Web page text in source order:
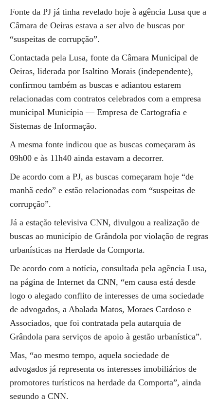
Fonte da PJ já tinha revelado hoje à agência Lusa que a
Câmara de Oeiras estava a ser alvo de buscas por
“suspeitas de corrupção”.
Contactada pela Lusa, fonte da Câmara Municipal de
Oeiras, liderada por Isaltino Morais (independente),
confirmou também as buscas e adiantou estarem
relacionadas com contratos celebrados com a empresa
municipal Municípia — Empresa de Cartografia e
Sistemas de Informação.
A mesma fonte indicou que as buscas começaram às
09h00 e às 11h40 ainda estavam a decorrer.
De acordo com a PJ, as buscas começaram hoje “de
manhã cedo” e estão relacionadas com “suspeitas de
corrupção”.
Já a estação televisiva CNN, divulgou a realização de
buscas ao município de Grândola por violação de regras
urbanísticas na Herdade da Comporta.
De acordo com a notícia, consultada pela agência Lusa,
na página de Internet da CNN, “em causa está desde
logo o alegado conflito de interesses de uma sociedade
de advogados, a Abalada Matos, Moraes Cardoso e
Associados, que foi contratada pela autarquia de
Grândola para serviços de apoio à gestão urbanística”.
Mas, “ao mesmo tempo, aquela sociedade de
advogados já representa os interesses imobiliários de
promotores turísticos na herdade da Comporta”, ainda
segundo a CNN.